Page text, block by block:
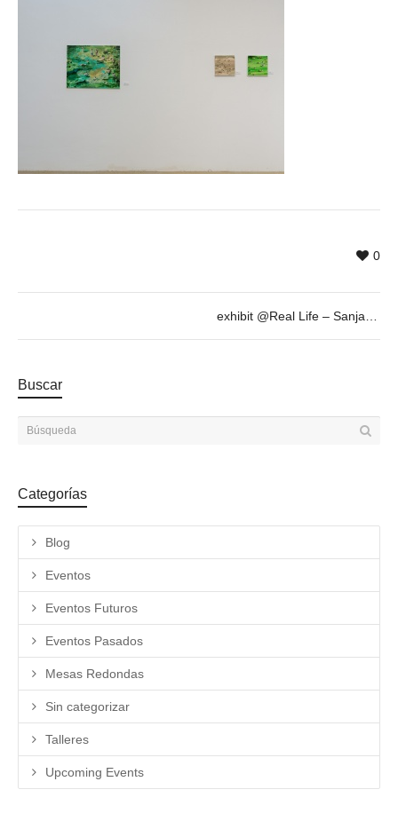
0
Buscar
Categorías
Blog
Eventos
Eventos Futuros
Eventos Pasados
Mesas Redondas
Sin categorizar
Talleres
Upcoming Events